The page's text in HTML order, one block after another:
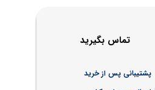
تماس بگیرید
پشتیبانی پس از خرید